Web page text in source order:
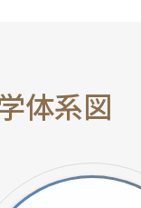
体系図